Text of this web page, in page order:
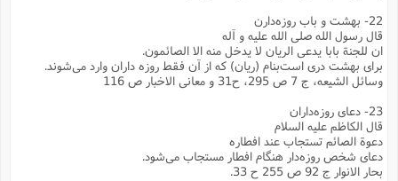
22- بهشت و باب روزه‌دارن
قال رسول الله صلی الله علیه و آله
ان للجنة بابا یدعی الریان لا یدخل منه الا الصائمون.
برای بهشت دری است‌بنام (ریان) که از آن فقط روزه داران وارد می‌شوند.
وسائل الشیعه، ج 7 ص 295، ح‌31 و معانی الاخبار ص 116
23- دعای روزه‌داران
قال الکاظم علیه السلام
دعوة الصائم تستجاب عند افطاره
دعای شخص روزه‌دار هنگام افطار مستجاب می‌شود.
بحار الانوار ج 92 ص 255 ح 33.